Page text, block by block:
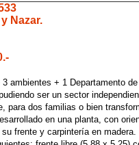
Nazar.
3 ambientes + 1 Departamento
ser un sector
para dos familias o bien
en una planta, con
frente y carpintería en